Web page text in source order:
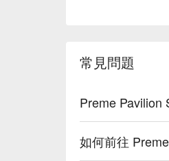
常見問題
Preme Pavilion
如何前往